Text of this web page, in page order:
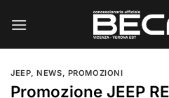
JEEP,NEWS, PROMOZIONI
Promozione JEEP